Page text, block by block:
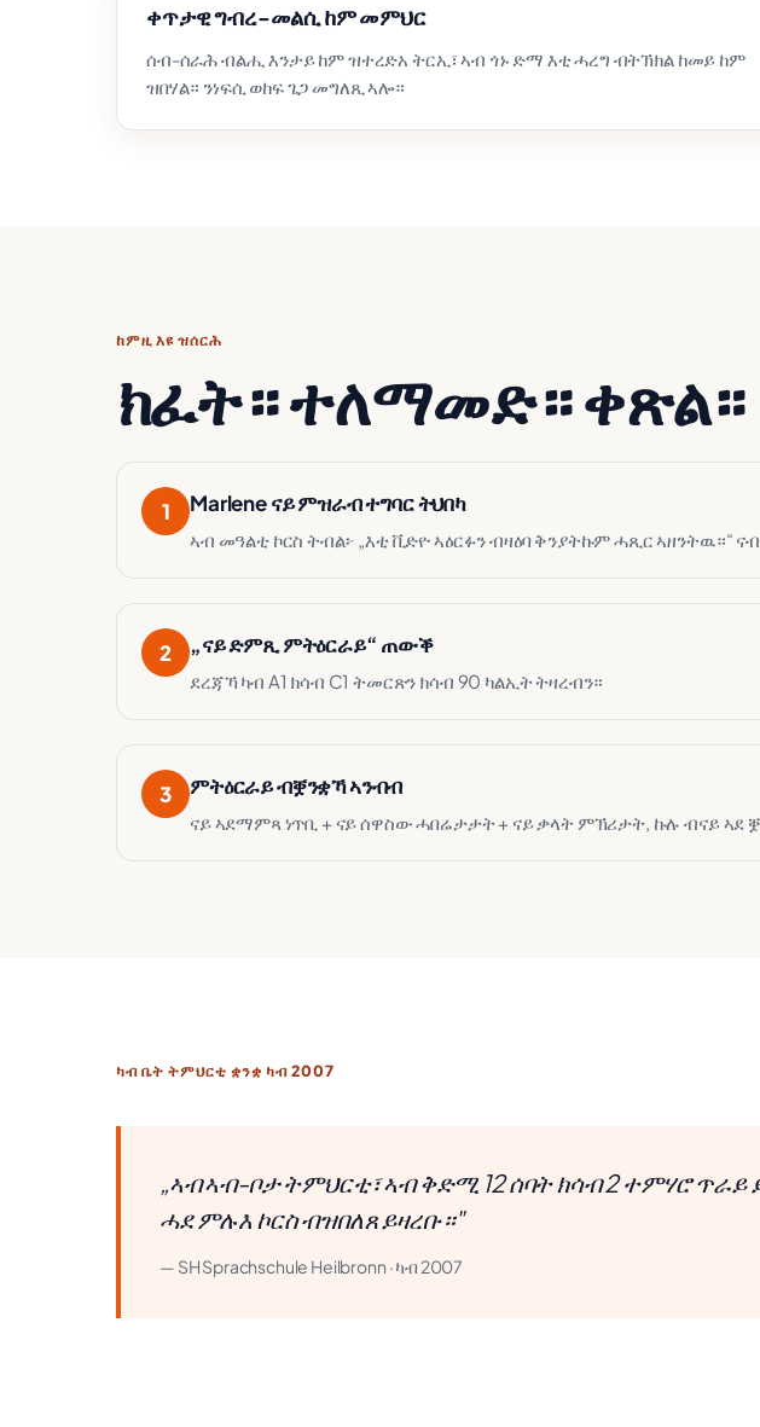
ቀጥታዊ ግብረ-መልሲ ከም መምህር
ሰብ-ሰራሕ ብልሒ እንታይ ከም ዝተረድአ ትርኢ፣ ኣብ ጎኑ ድማ እቲ ሓረግ ብትኽክል ከመይ ከም
ዝበሃል። ንነፍሲ ወከፍ ጌጋ መግለጺ ኣሎ።
ከምዚ እዩ ዝሰርሕ
ክፈት። ተለማመድ። ቀጽል።
1 Marlene ናይ ምዝራብ ተግባር ትህበካ
ኣብ መዓልቲ ኮርስ ትብል፦ „እቲ ቪድዮ ኣዕርፉን ብዛዕባ ቅንያትኩም ሓጺር ኣዘንትዉ።“
2 „ናይ ድምጺ ምትዕርራይ“ ጠውቕ
ደረጃኻ ካብ A1 ክሳብ C1 ትመርጽን ክሳብ 90 ካልኢት ትዛረብን።
3 ምትዕርራይ ብቛንቋኻ ኣንብብ
ናይ ኣደማምጻ ነጥቢ + ናይ ሰዋስው ሓበሬታታት + ናይ ቃላት ምኽሪታት, ኩሉ ብናይ ኣደ
ካብ ቤት ትምህርቲ ቋንቋ ካብ 2007
„ኣብ ኣብ-ቦታ ትምህርቲ፣ ኣብ ቅድሚ 12 ሰባት ክሳብ 2 ተምሃሮ
ሓደ ምሉእ ኮርስ ብዝበለጸ ይዛረቡ።"
— SH Sprachschule Heilbronn · ካብ 2007